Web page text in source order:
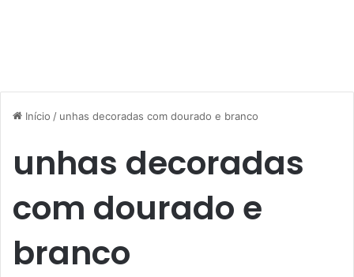
Início / unhas decoradas com dourado e branco
unhas decoradas
com dourado e
branco